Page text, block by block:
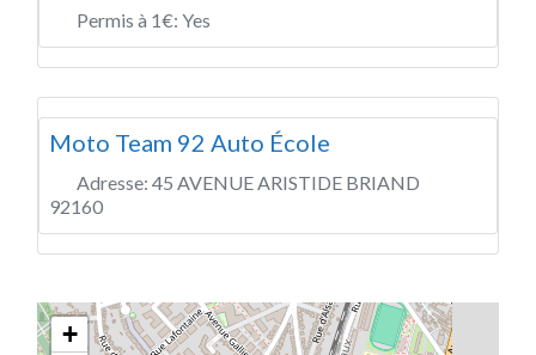
Permis à 1€: Yes
Moto Team 92 Auto École
Adresse: 45 AVENUE ARISTIDE BRIAND
92160
+